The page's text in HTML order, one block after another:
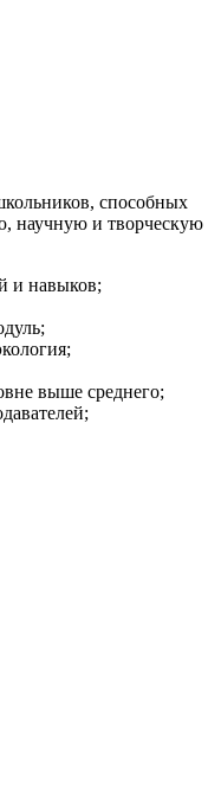
способных
научную и творческую
и навыков;
выше среднего;